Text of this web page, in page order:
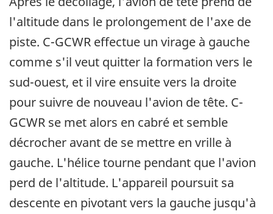
l'altitude dans le prolongement de l'axe de
piste. C-GCWR effectue un virage à gauche
comme s'il veut quitter la formation vers le
sud-ouest, et il vire ensuite vers la droite
pour suivre de nouveau l'avion de tête. C-
GCWR se met alors en cabré et semble
décrocher avant de se mettre en vrille à
gauche. L'hélice tourne pendant que l'avion
perd de l'altitude. L'appareil poursuit sa
descente en pivotant vers la gauche jusqu'à